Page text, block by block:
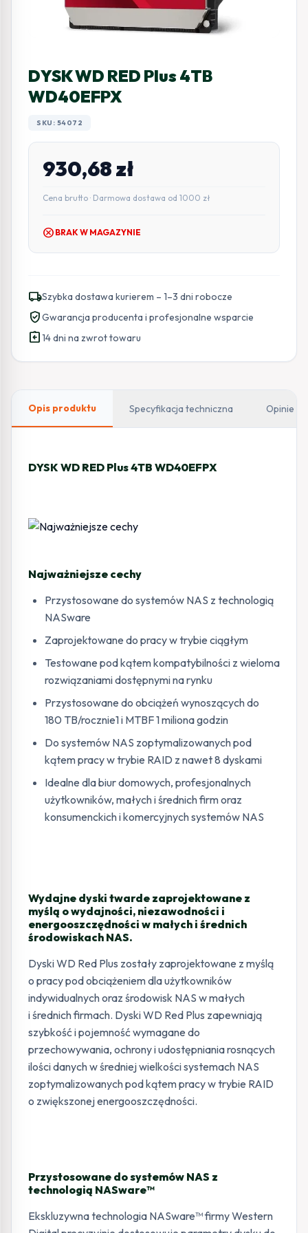
DYSK WD RED Plus 4TB
WD40EFPX
SKU: 54072
930,68zł
Cena brutto · Darmowa dostawa od 1000 zł
cancel BRAK W MAGAZYNIE
local_shippingSzybka dostawa kurierem – 1–3 dni robocze
verified_userGwarancja producenta i profesjonalne wsparcie
assignment_return14 dni na zwrot towaru
Opis produktu Specyfikacja techniczna Opinie
DYSK WD RED Plus 4TB WD40EFPX
Najważniejsze cechy
Przystosowane do systemów NAS z technologią
NASware
Zaprojektowane do pracy w trybie ciągłym
Testowane pod kątem kompatybilności z wieloma
rozwiązaniami dostępnymi na rynku
Przystosowane do obciążeń wynoszących do
180 TB/rocznie1 i MTBF 1 miliona godzin
Do systemów NAS zoptymalizowanych pod
kątem pracy w trybie RAID z nawet 8 dyskami
Idealne dla biur domowych, profesjonalnych
użytkowników, małych i średnich firm oraz
konsumenckich i komercyjnych systemów NAS
Wydajne dyski twarde zaprojektowane z
myślą o wydajności, niezawodności i
energooszczędności w małych i średnich
środowiskach NAS.
Dyski WD Red Plus zostały zaprojektowane z myślą
o pracy pod obciążeniem dla użytkowników
indywidualnych oraz środowisk NAS w małych
i średnich firmach. Dyski WD Red Plus zapewniają
szybkość i pojemność wymagane do
przechowywania, ochrony i udostępniania rosnących
ilości danych w średniej wielkości systemach NAS
zoptymalizowanych pod kątem pracy w trybie RAID
o zwiększonej energooszczędności.
Przystosowane do systemów NAS z
technologią NASware™
Ekskluzywna technologia NASware™ firmy Western